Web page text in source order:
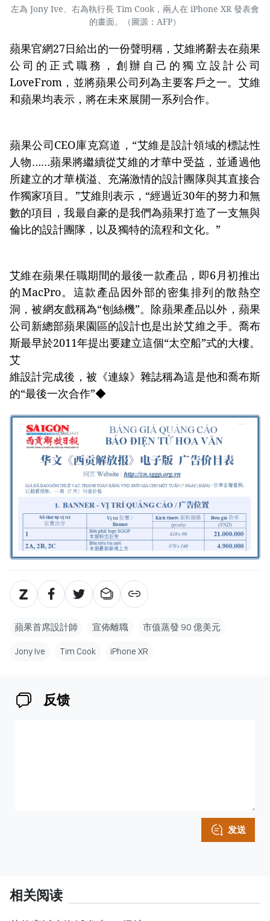
左為 Jony Ive、右為執行長 Tim Cook，兩人在 iPhone XR 發表會
的畫面。（圖源：AFP）
蘋果官網27日給出的一份聲明稱，艾維將辭去在蘋果
公司的正式職務，創辦自己的獨立設計公司
LoveFrom，並將蘋果公司列為主要客戶之一。艾維
和蘋果均表示，將在未來展開一系列合作。
蘋果公司CEO庫克寫道，“艾維是設計領域的標誌性
人物……蘋果將繼續從艾維的才華中受益，並通過他
所建立的才華橫溢、充滿激情的設計團隊與其直接合
作獨家項目。”艾維則表示，“經過近30年的努力和無
數的項目，我最自豪的是我們為蘋果打造了一支無與
倫比的設計團隊，以及獨特的流程和文化。”
艾維在蘋果任職期間的最後一款產品，即6月初推出
的MacPro。這款產品因外部的密集排列的散熱空
洞，被網友戲稱為“刨絲機”。除蘋果產品以外，蘋果
公司新總部蘋果園區的設計也是出於艾維之手。喬布
斯最早於2011年提出要建立這個“太空船”式的大樓。
艾
維設計完成後，被《連線》雜誌稱為這是他和喬布斯
的“最後一次合作”◆
蘋果首席設計師 宣佈離職 市值蒸發 90 億美元
Jony Ive Tim Cook iPhone XR
反馈
发送
相关阅读